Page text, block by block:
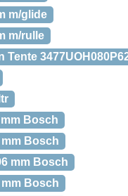
m/glide
m/rulle
Bosch
Bosch
mm Bosch
Bosch